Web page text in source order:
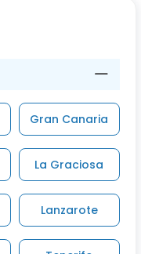
Gran Canaria
La Graciosa
Lanzarote